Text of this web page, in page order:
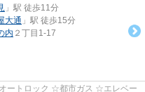
」駅 徒歩11分
大通 」駅 徒歩15分
内 ２丁目1-17
ートロック ☆都市ガス ☆エレベー